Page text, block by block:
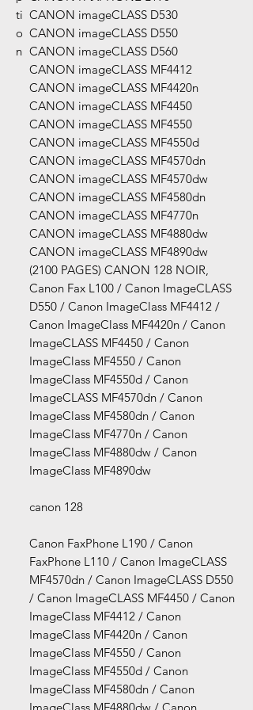
ti
o
n
CANON imageCLASS D530
CANON imageCLASS D550
CANON imageCLASS D560
CANON imageCLASS MF4412
CANON imageCLASS MF4420n
CANON imageCLASS MF4450
CANON imageCLASS MF4550
CANON imageCLASS MF4550d
CANON imageCLASS MF4570dn
CANON imageCLASS MF4570dw
CANON imageCLASS MF4580dn
CANON imageCLASS MF4770n
CANON imageCLASS MF4880dw
CANON imageCLASS MF4890dw
(2100 PAGES) CANON 128 NOIR,
Canon Fax L100 / Canon ImageCLASS
D550 / Canon ImageClass MF4412 /
Canon ImageClass MF4420n / Canon
ImageCLASS MF4450 / Canon
ImageClass MF4550 / Canon
ImageClass MF4550d / Canon
ImageCLASS MF4570dn / Canon
ImageClass MF4580dn / Canon
ImageClass MF4770n / Canon
ImageClass MF4880dw / Canon
ImageClass MF4890dw
canon 128
Canon FaxPhone L190 / Canon
FaxPhone L110 / Canon ImageCLASS
MF4570dn / Canon ImageCLASS D550
/ Canon ImageCLASS MF4450 / Canon
ImageClass MF4412 / Canon
ImageClass MF4420n / Canon
ImageClass MF4550 / Canon
ImageClass MF4550d / Canon
ImageClass MF4580dn / Canon